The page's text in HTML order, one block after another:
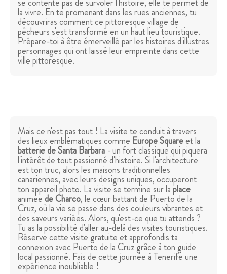
la vivre. En te promenant dans les rues anciennes, tu
découvriras comment ce pittoresque village de
pêcheurs s'est transformé en un haut lieu touristique.
Prépare-toi à être émerveillé par les histoires d'illustres
personnages qui ont laissé leur empreinte dans cette
ville pittoresque.
Mais ce n'est pas tout ! La visite te conduit à travers
des lieux emblématiques comme Europe Squareet la
batterie de Santa Barbara - un fort classique qui piquera
l'intérêt de tout passionné d'histoire. Si l'architecture
est ton truc, alors les maisons traditionnelles
canariennes, avec leurs designs uniques, occuperont
ton appareil photo. La visite se termine sur laplace
animéede Charco, le cœur battant de Puerto de la
Cruz, où la vie se passe dans des couleurs vibrantes et
des saveurs variées. Alors, qu'est-ce que tu attends ?
Tu as la possibilité d'aller au-delà des visites touristiques.
Réserve cette visite gratuite et approfondis ta
connexion avec Puerto de la Cruz grâce à ton guide
local passionné. Fais de cette journée à Tenerife une
expérience inoubliable !